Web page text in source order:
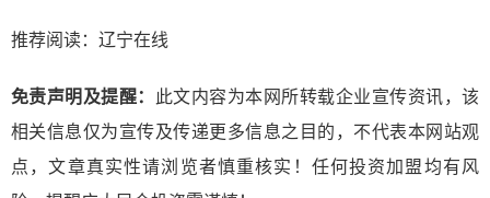
推荐阅读： 辽宁在线
免责声明及提醒：
此文内容为本网所转载企业宣传资讯，该
相关信息仅为宣传及传递更多信息之目的，不代表本网站观
点，文章真实性请浏览者慎重核实！任何投资加盟均有风